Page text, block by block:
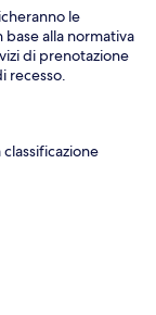
le
base alla normativa
di prenotazione
recesso.